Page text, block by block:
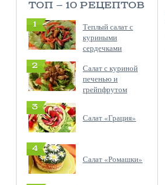
ТОП — 10 РЕЦЕПТОВ
1
Теплый салат с
куриными
сердечками
2
Салат с куриной
печенью и
грейпфрутом
3
Салат «Грация»
4
Салат «Ромашки»